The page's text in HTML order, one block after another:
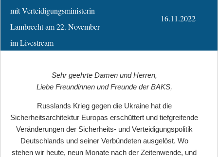
mit Verteidigungsministerin
Lambrecht am 22. November
im Livestream
16.11.2022
Sehr geehrte Damen und Herren,
Liebe Freundinnen und Freunde der BAKS,
Russlands Krieg gegen die Ukraine hat die
Sicherheitsarchitektur Europas erschüttert und tiefgreifende
Veränderungen der Sicherheits- und Verteidigungspolitik
Deutschlands und seiner Verbündeten ausgelöst. Wo
stehen wir heute, neun Monate nach der Zeitenwende, und